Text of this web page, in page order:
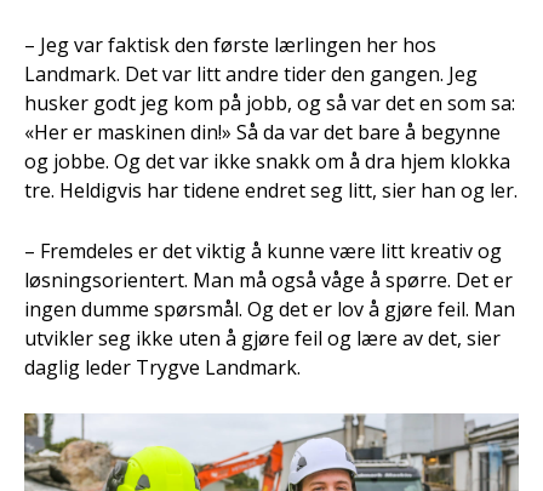
– Jeg var faktisk den første lærlingen her hos
Landmark. Det var litt andre tider den gangen. Jeg
husker godt jeg kom på jobb, og så var det en som sa:
«Her er maskinen din!» Så da var det bare å begynne
og jobbe. Og det var ikke snakk om å dra hjem klokka
tre. Heldigvis har tidene endret seg litt, sier han og ler.
– Fremdeles er det viktig å kunne være litt kreativ og
løsningsorientert. Man må også våge å spørre. Det er
ingen dumme spørsmål. Og det er lov å gjøre feil. Man
utvikler seg ikke uten å gjøre feil og lære av det, sier
daglig leder Trygve Landmark.